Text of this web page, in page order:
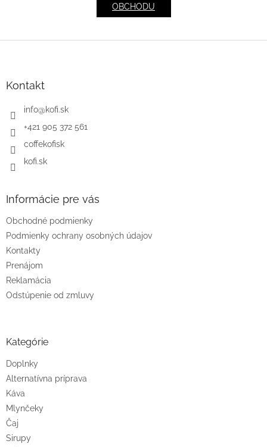
OBCHODU
Kontakt
info@kofi.sk
+421 905 372 561
coffekofisk
kofi.sk
Informácie pre vás
Obchodné podmienky
Podmienky ochrany osobných údajov
Kontakty
Prenájom
Reklamácia
Odstúpenie od zmluvy
Kategórie
Doplnky
Alternatívna príprava
Káva
Mlynčeky
Čaj
Sirupy